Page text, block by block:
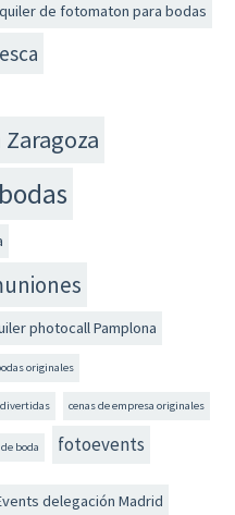
de fotomaton para bodas
photocall Pamplona
originales
divertidas cenas de empresa originales
boda fotoevents
delegación Madrid